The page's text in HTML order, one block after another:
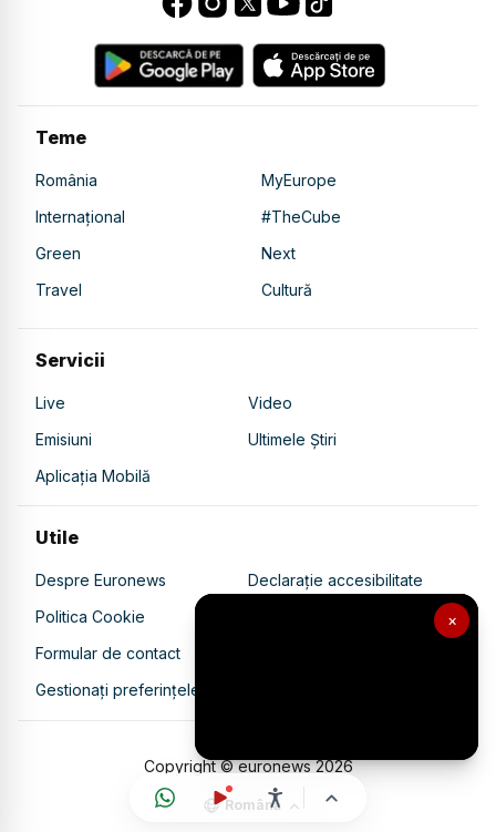
×
Teme
România
MyEurope
Internațional
#TheCube
Green
Next
Travel
Cultură
Servicii
Live
Video
Emisiuni
Ultimele Știri
Aplicația Mobilă
Utile
Despre Euronews
Declarație accesibilitate
Politica Cookie
Politica de confidențialitate
Formular de contact
Gestionați preferințele
Copyright © euronews2026
Română